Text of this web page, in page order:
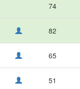
74
82
65
51